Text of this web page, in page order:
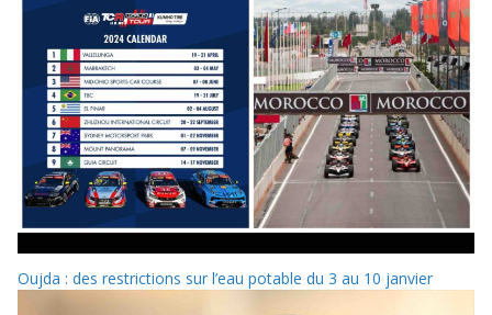
Oujda : des restrictions sur l’eau potable du 3 au 10 janvier